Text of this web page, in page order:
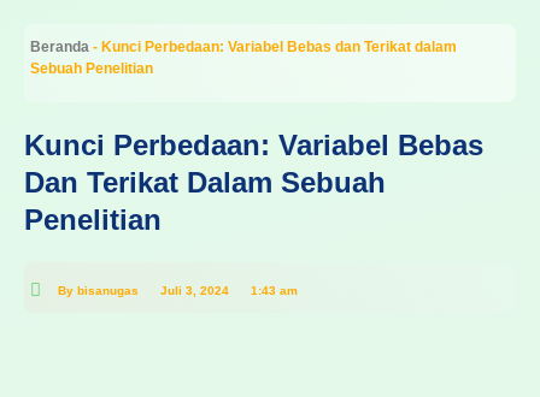
Beranda - Kunci Perbedaan: Variabel Bebas dan Terikat dalam
Sebuah Penelitian
Kunci Perbedaan: Variabel Bebas
Dan Terikat Dalam Sebuah
Penelitian
By bisanugas Juli 3, 2024 1:43 am